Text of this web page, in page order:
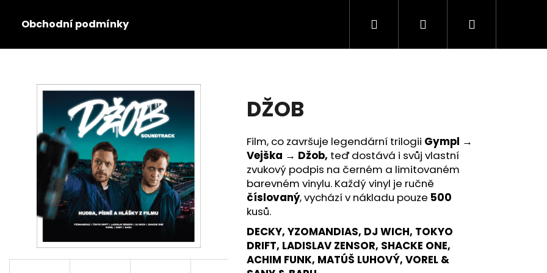
Obchodní podmínky Hledat PřihlášeníNákupní
DŽOB
Film, co završuje legendární trilogii Gympl →
Vejška → Džob, teď dostává i svůj vlastní
zvukový podpis na černém a limitovaném
barevném vinylu. Každý vinyl je ručně
číslovaný, vychází v nákladu pouze 500
kusů.
DECKY, YZOMANDIAS, DJ WICH, TOKYO
DRIFT, LADISLAV ZENSOR, SHACKE ONE,
ACHIM FUNK, MATÚŠ LUHOVÝ, VOREL &